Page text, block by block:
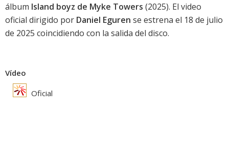
álbum Island boyz de Myke Towers (2025). El video
oficial dirigido por Daniel Eguren se estrena el 18 de julio
de 2025 coincidiendo con la salida del disco.
Vídeo
Oficial